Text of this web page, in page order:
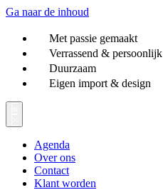
Ga naar de inhoud
Met passie gemaakt
Verrassend & persoonlijk
Duurzaam
Eigen import & design
Agenda
Over ons
Contact
Klant worden